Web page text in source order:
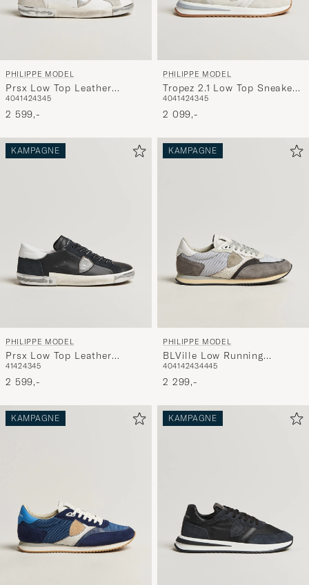
PHILIPPE MODEL
Prsx Low Top Leather
Sneakers White/Silver
4041424345
2 599,-
PHILIPPE MODEL
Tropez 2.1 Low Top Sneakers
White
4041424345
2 099,-
KAMPAGNE
PHILIPPE MODEL
Prsx Low Top Leather
Sneakers Black/Silver
41424345
2 599,-
KAMPAGNE
PHILIPPE MODEL
BLVille Low Running
Sneaker Grey
404142434445
2 299,-
KAMPAGNE KAMPAGNE